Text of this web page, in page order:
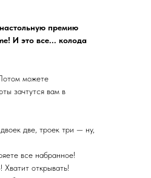
премию
И это все... колода
можете
зачтутся вам в
две, троек три — ну,
все набранное!
открывать!